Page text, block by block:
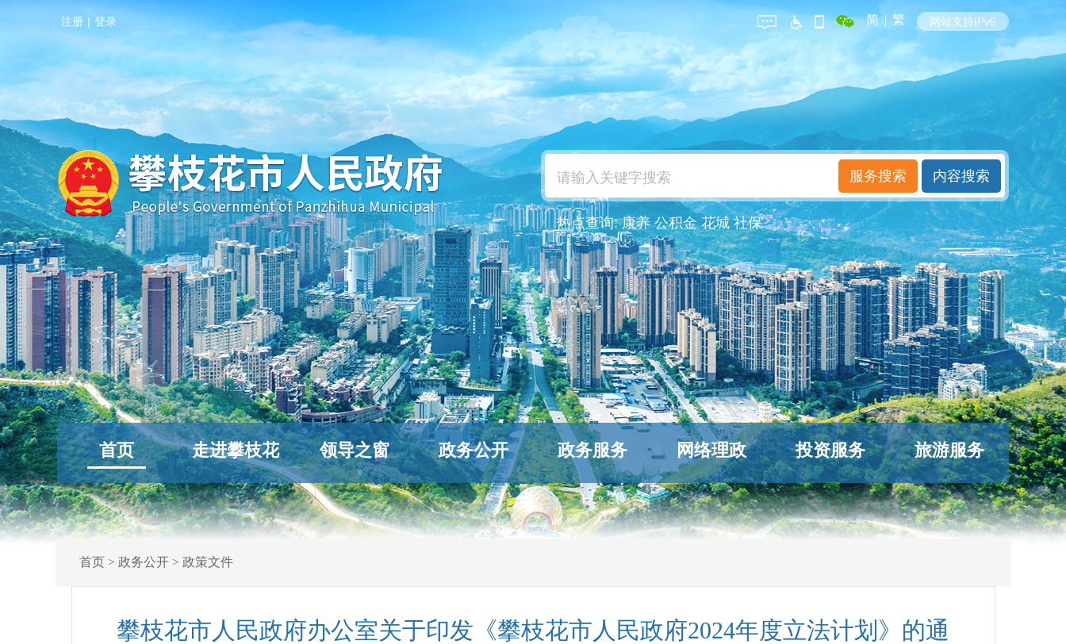
注册 | 登录 简 | 繁 网站支持IPv6
热点查询:康养 公积金 花城 社保
首页 走进攀枝花 领导之窗 政务公开 政务服务 网络理政 投资服务 旅游服务
首页> 政务公开> 政策文件
攀枝花市人民政府办公室关于印发《攀枝花市人民政府2024年度立法计划》的通